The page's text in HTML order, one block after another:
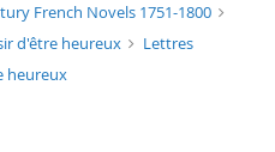
format
French Novels 1751-1800
d'être heureux
Lettres
heureux